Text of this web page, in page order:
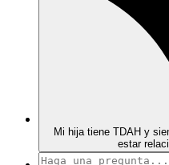
Mi hija tiene TDAH y
estar